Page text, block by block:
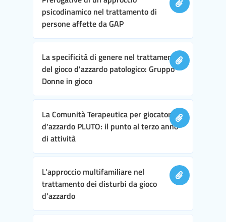
psicodinamico nel trattamento di
persone affette da GAP
La specificità di genere nel trattamento
del gioco d'azzardo patologico: Gruppo
Donne in gioco
La Comunità Terapeutica per giocatori
d'azzardo PLUTO: il punto al terzo anno
di attività
L'approccio multifamiliare nel
trattamento dei disturbi da gioco
d'azzardo